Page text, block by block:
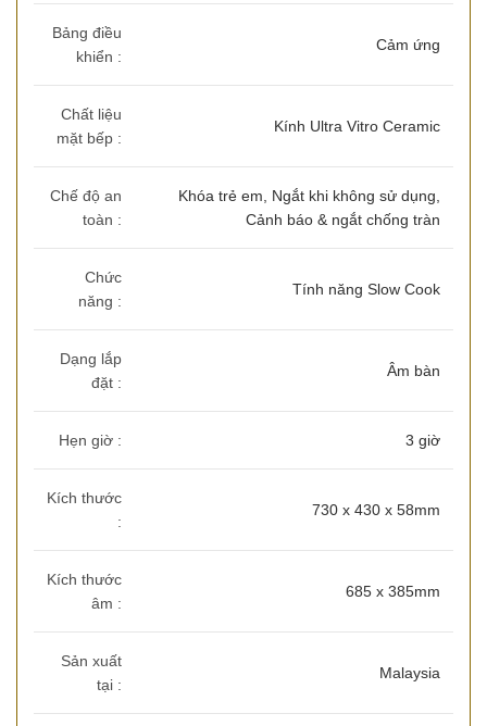
Bảng điều
khiển :
Cảm ứng
Chất liệu
mặt bếp :
Kính Ultra Vitro Ceramic
Chế độ an
toàn :
Khóa trẻ em, Ngắt khi không sử dụng,
Cảnh báo & ngắt chống tràn
Chức
năng :
Tính năng Slow Cook
Dạng lắp
đặt :
Âm bàn
Hẹn giờ : 3 giờ
Kích thước
:
730 x 430 x 58mm
Kích thước
âm :
685 x 385mm
Sản xuất
tại :
Malaysia